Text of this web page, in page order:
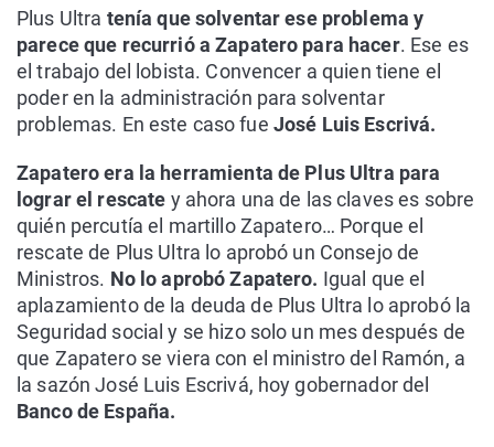
Plus Ultra tenía que solventar ese problema y
parece que recurrió a Zapatero para hacer. Ese es
el trabajo del lobista. Convencer a quien tiene el
poder en la administración para solventar
problemas. En este caso fue José Luis Escrivá.
Zapatero era la herramienta de Plus Ultra para
lograr el rescate y ahora una de las claves es sobre
quién percutía el martillo Zapatero… Porque el
rescate de Plus Ultra lo aprobó un Consejo de
Ministros. No lo aprobó Zapatero. Igual que el
aplazamiento de la deuda de Plus Ultra lo aprobó la
Seguridad social y se hizo solo un mes después de
que Zapatero se viera con el ministro del Ramón, a
la sazón José Luis Escrivá, hoy gobernador del
Banco de España.